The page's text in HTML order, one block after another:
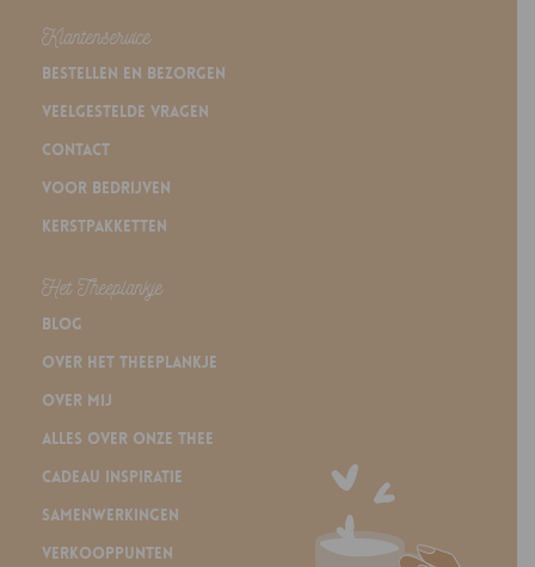
Klantenservice
Bestellen en bezorgen
Veelgestelde vragen
Contact
Voor bedrijven
Kerstpakketten
Het Theeplankje
Blog
Over Het Theeplankje
Over mij
Alles over onze thee
Cadeau inspiratie
Samenwerkingen
Verkooppunten